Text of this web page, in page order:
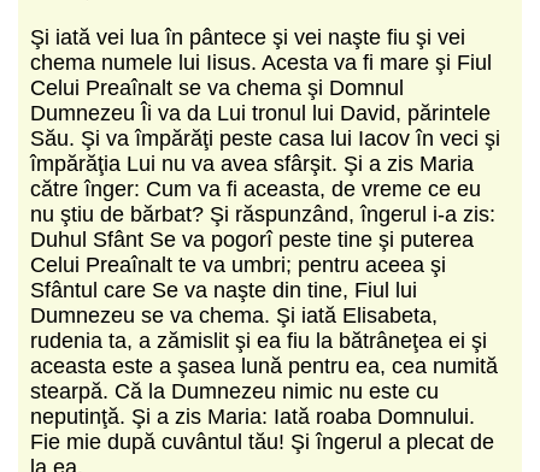
Şi iată vei lua în pântece şi vei naşte fiu şi vei
chema numele lui Iisus. Acesta va fi mare şi Fiul
Celui Preaînalt se va chema şi Domnul
Dumnezeu Îi va da Lui tronul lui David, părintele
Său. Şi va împărăţi peste casa lui Iacov în veci şi
împărăţia Lui nu va avea sfârşit. Şi a zis Maria
către înger: Cum va fi aceasta, de vreme ce eu
nu ştiu de bărbat? Şi răspunzând, îngerul i-a zis:
Duhul Sfânt Se va pogorî peste tine şi puterea
Celui Preaînalt te va umbri; pentru aceea şi
Sfântul care Se va naşte din tine, Fiul lui
Dumnezeu se va chema. Şi iată Elisabeta,
rudenia ta, a zămislit şi ea fiu la bătrâneţea ei şi
aceasta este a şasea lună pentru ea, cea numită
stearpă. Că la Dumnezeu nimic nu este cu
neputinţă. Şi a zis Maria: Iată roaba Domnului.
Fie mie după cuvântul tău! Şi îngerul a plecat de
la ea.